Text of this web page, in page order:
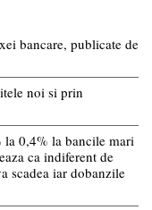
bancare, publicate de
noi si prin
la 0,4% la bancile mari
ca indiferent de
scadea iar dobanzile